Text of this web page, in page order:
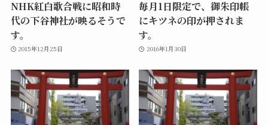
NHK紅白歌合戦に昭和時
代の下谷神社が映るそうで
す。
2015年12月25日
毎月1日限定で、御朱印帳
にキツネの印が押されま
す。
2016年1月30日